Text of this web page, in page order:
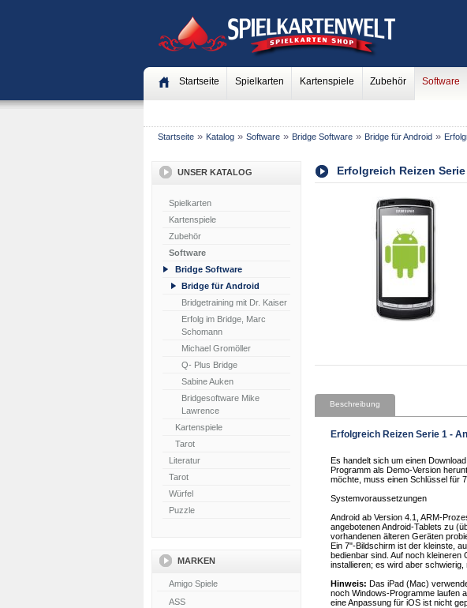
Startseite Spielkarten Kartenspiele Zubehör Software
Startseite » Katalog » Software » Bridge Software » Bridge für Android »
UNSER KATALOG
Spielkarten
Kartenspiele
Zubehör
Software
Bridge Software
Bridge für Android
Bridgetraining mit Dr. Kaiser
Erfolg im Bridge, Marc
Schomann
Michael Gromöller
Q- Plus Bridge
Sabine Auken
Bridgesoftware Mike
Lawrence
Kartenspiele
Tarot
Literatur
Tarot
Würfel
Puzzle
MARKEN
Erfolgreich Reizen
Beschreibung
Erfolgreich Reizen Serie 1 -
Es handelt sich um einen
Programm als Demo-Version
möchte, muss einen Schlüssel für
Systemvoraussetzungen
Android ab Version 4.1, ARM-
angebotenen Android-Tablets zu
vorhandenen älteren Geräten
Ein 7"-Bildschirm ist der kleinste,
bedienbar sind. Auf noch
installieren; es wird aber
Hinweis: Das iPad (Mac)
noch Windows-Programme laufen
eine Anpassung für iOS ist nicht